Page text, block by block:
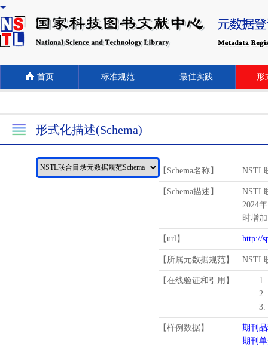
首页 标准规范 最佳实践 形
形式化描述(Schema)
【Schema名称】 NSTL
【Schema描述】
NSTL
2024
时增
【url】 http://
【所属元数据规范】 NSTL
【在线验证和引用】
1.
2.
3.
【样例数据】
期刊
期刊